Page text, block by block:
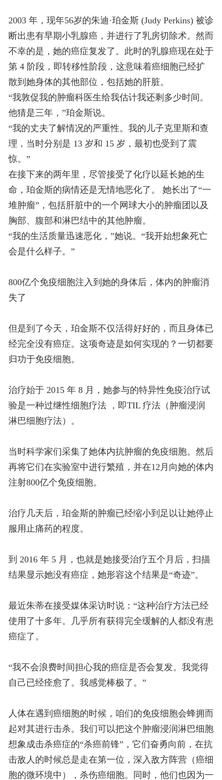
2003 年，现年56岁的朱迪·珀金斯 (Judy Perkins) 被诊
断出患有早期小乳腺癌，并进行了乳房切除术。然而
不幸的是，她的癌症复发了。此时的乳腺癌现在处于
第 4 阶段，即转移性阶段，这意味着癌细胞已经扩
散到她身体的其他部位，包括她的肝脏。
“我敦促我的肿瘤科医生给我估计我还剩多少时间。
他猜是三年，”珀金斯说。
“我的丈夫了解情况的严重性。我的儿子克里斯和查
理，当时分别是 13 岁和 15 岁，最初也受到了震
惊。”
在接下来的两年里，尽管接受了化疗以延长她的生
命，珀金斯的病情还是无情地恶化了。 她长出了“一
堆肿瘤”，包括肝脏中的一个网球大小的肿瘤团以及
胸部、腹部和淋巴结中的其他肿瘤。
“我的生活质量迅速恶化，”她说。“我开始想象死亡
会是什么样子。”
800亿个免疫细胞注入到她的身体后， 体内的肿瘤消
失了
但是到了今天，珀金斯不仅活得好好的，而且身体已
经完全没有癌症。这项奇迹是如何实现的？一切都要
归功于免疫细胞。
治疗始于 2015 年 8 月，她参与的特异性免疫治疗试
验是一种过继性细胞疗法 ，即TIL 疗法（肿瘤浸润
淋巴细胞疗法）。
当时科学家们采集了她体内抗肿瘤的免疫细胞。然后
再将它们在实验室中进行繁殖，并在12月向她的体内
注射800亿个免疫细胞。
治疗几天后，珀金斯的肿瘤已经缩小到足以让她停止
服用止痛药的程度。
到 2016 年 5 月，也就是她接受治疗五个月后，扫描
结果显示她没有癌症，她形容这个结果是“奇迹”。
最近朱蒂在接受媒体采访时说：“这种治疗方法已经
使用了十多年。几乎所有获得完全缓解的人都没有患
癌症了。
“我不会浪费时间担心我的癌症是否会复发。我觉得
自己已经痊愈了。我感觉棒极了。”
人体在遇到癌细胞的时候，咱们的免疫细胞会蜂拥而
起对其进行击杀。我们可以把这个肿瘤浸润淋巴细胞
想象成击杀癌症的“杀癌前锋”，它们奋勇向前，在抗
击敌人的时候总是走在第一位，深入敌方阵营（癌细
胞的微环境中），杀伤癌细胞。同时，他们也因为一